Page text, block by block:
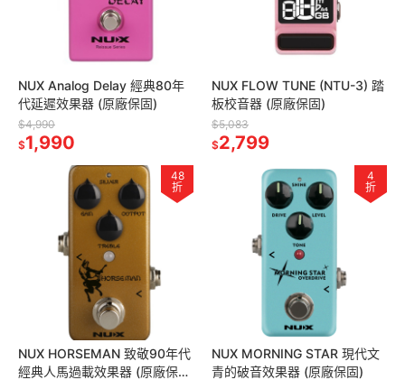
NUX Analog Delay 經典80年
代延遲效果器 (原廠保固)
$4,990
$1,990
NUX FLOW TUNE (NTU-3) 踏
板校音器 (原廠保固)
$5,083
$2,799
48
折
NUX HORSEMAN 致敬90年代
經典人馬過載效果器 (原廠保
4
折
NUX MORNING STAR 現代文
青的破音效果器 (原廠保固)